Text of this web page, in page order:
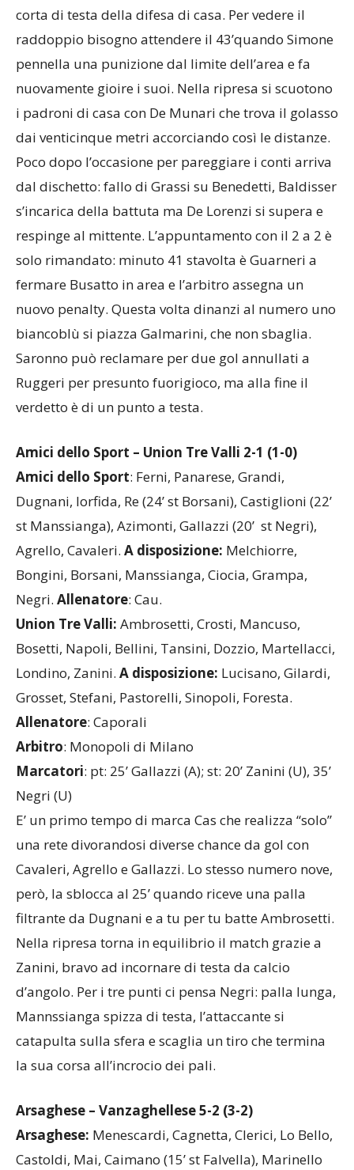
corta di testa della difesa di casa. Per vedere il
raddoppio bisogno attendere il 43’quando Simone
pennella una punizione dal limite dell’area e fa
nuovamente gioire i suoi. Nella ripresa si scuotono
i padroni di casa con De Munari che trova il golasso
dai venticinque metri accorciando così le distanze.
Poco dopo l’occasione per pareggiare i conti arriva
dal dischetto: fallo di Grassi su Benedetti, Baldisser
s’incarica della battuta ma De Lorenzi si supera e
respinge al mittente. L’appuntamento con il 2 a 2 è
solo rimandato: minuto 41 stavolta è Guarneri a
fermare Busatto in area e l’arbitro assegna un
nuovo penalty. Questa volta dinanzi al numero uno
biancoblù si piazza Galmarini, che non sbaglia.
Saronno può reclamare per due gol annullati a
Ruggeri per presunto fuorigioco, ma alla fine il
verdetto è di un punto a testa.
Amici dello Sport – Union Tre Valli 2-1 (1-0)
Amici dello Sport: Ferni, Panarese, Grandi,
Dugnani, Iorfida, Re (24’ st Borsani), Castiglioni (22’
st Manssianga), Azimonti, Gallazzi (20’ st Negri),
Agrello, Cavaleri. A disposizione: Melchiorre,
Bongini, Borsani, Manssianga, Ciocia, Grampa,
Negri. Allenatore: Cau.
Union Tre Valli: Ambrosetti, Crosti, Mancuso,
Bosetti, Napoli, Bellini, Tansini, Dozzio, Martellacci,
Londino, Zanini. A disposizione: Lucisano, Gilardi,
Grosset, Stefani, Pastorelli, Sinopoli, Foresta.
Allenatore: Caporali
Arbitro: Monopoli di Milano
Marcatori: pt: 25’ Gallazzi (A); st: 20’ Zanini (U), 35’
Negri (U)
E’ un primo tempo di marca Cas che realizza “solo”
una rete divorandosi diverse chance da gol con
Cavaleri, Agrello e Gallazzi. Lo stesso numero nove,
però, la sblocca al 25’ quando riceve una palla
filtrante da Dugnani e a tu per tu batte Ambrosetti.
Nella ripresa torna in equilibrio il match grazie a
Zanini, bravo ad incornare di testa da calcio
d’angolo. Per i tre punti ci pensa Negri: palla lunga,
Mannssianga spizza di testa, l’attaccante si
catapulta sulla sfera e scaglia un tiro che termina
la sua corsa all’incrocio dei pali.
Arsaghese – Vanzaghellese 5-2 (3-2)
Arsaghese: Menescardi, Cagnetta, Clerici, Lo Bello,
Castoldi, Mai, Caimano (15’ st Falvella), Marinello